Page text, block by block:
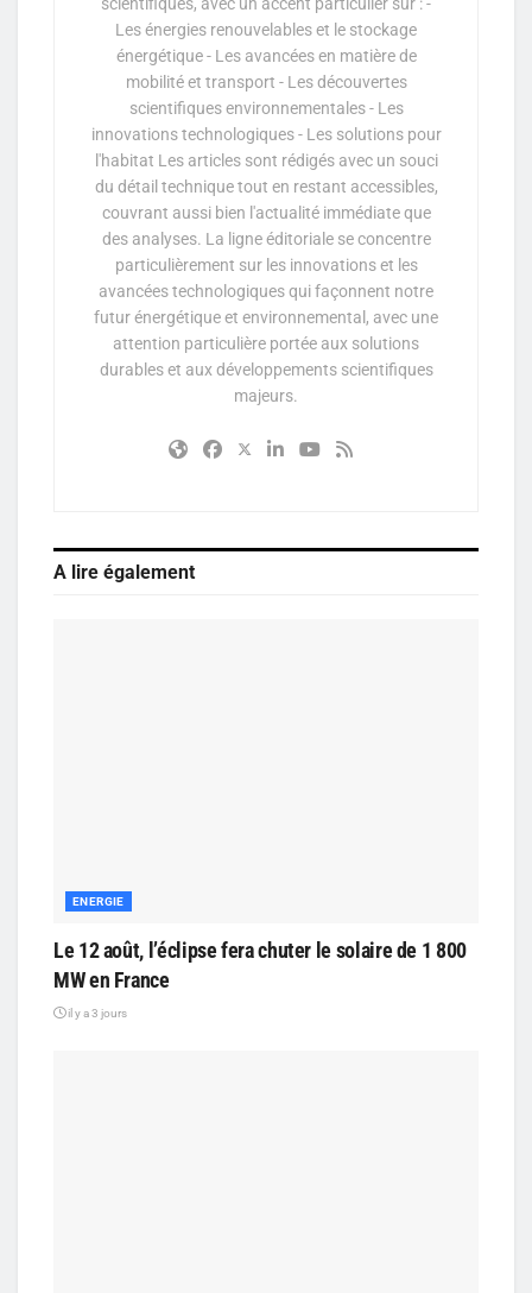
Les énergies renouvelables et le stockage
énergétique - Les avancées en matière de
mobilité et transport - Les découvertes
scientifiques environnementales - Les
innovations technologiques - Les solutions pour
l'habitat Les articles sont rédigés avec un souci
du détail technique tout en restant accessibles,
couvrant aussi bien l'actualité immédiate que
des analyses. La ligne éditoriale se concentre
particulièrement sur les innovations et les
avancées technologiques qui façonnent notre
futur énergétique et environnemental, avec une
attention particulière portée aux solutions
durables et aux développements scientifiques
majeurs.
A lire également
ENERGIE
Le 12 août, l’éclipse fera chuter le solaire de 1 800
MW en France
il y a 3 jours